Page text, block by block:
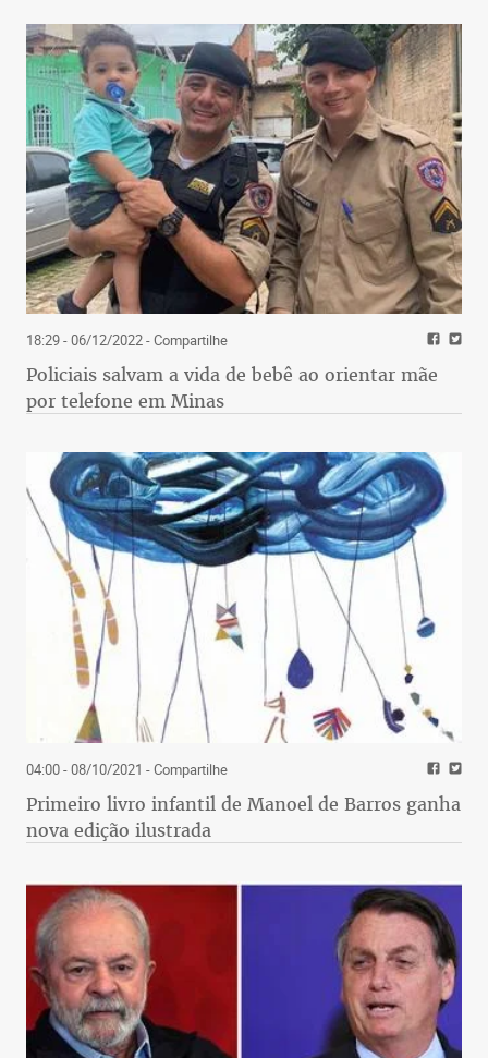
18:29 - 06/12/2022- Compartilhe
Policiais salvam a vida de bebê ao orientar mãe
por telefone em Minas
04:00 - 08/10/2021 - Compartilhe
Primeiro livro infantil de Manoel de Barros ganha
nova edição ilustrada